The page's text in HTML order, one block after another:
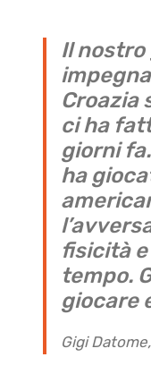
Il nostro
Croazia
ci ha
giorni
ha
fisicità
tempo.
giocare
Gigi